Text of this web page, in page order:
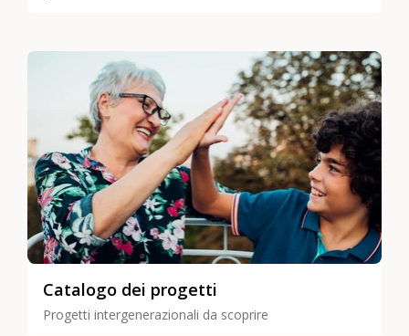
Catalogo dei progetti
Progetti intergenerazionali da scoprire